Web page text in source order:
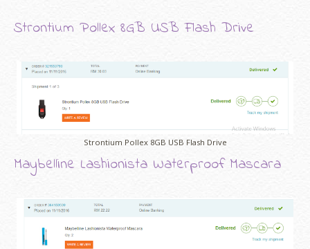
Strontium Pollex 8GB USB Flash Drive
Strontium Pollex 8GB USB Flash Drive
Maybelline Lashionista Waterproof Mascara